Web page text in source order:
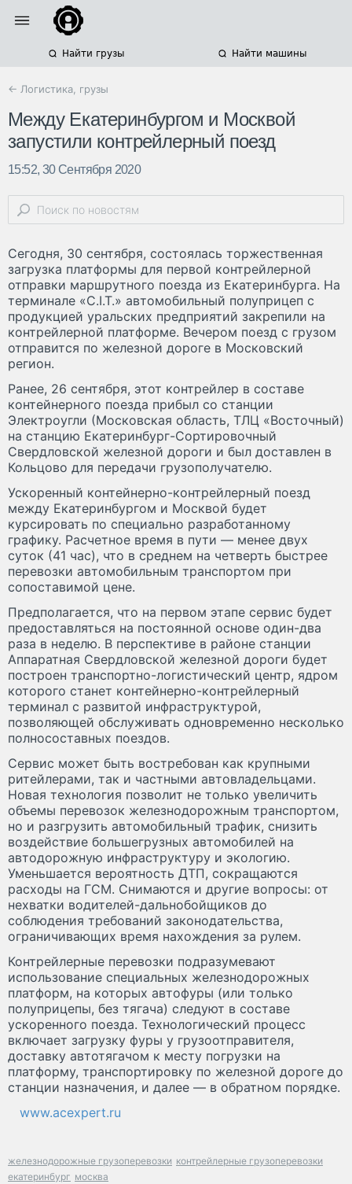
Найти грузы Найти машины
← Логистика, грузы
Между Екатеринбургом и Москвой
запустили контрейлерный поезд
15:52, 30 Сентября 2020
Сегодня, 30 сентября, состоялась торжественная
загрузка платформы для первой контрейлерной
отправки маршрутного поезда из Екатеринбурга. На
терминале «C.I.T.» автомобильный полуприцеп с
продукцией уральских предприятий закрепили на
контрейлерной платформе. Вечером поезд с грузом
отправится по железной дороге в Московский
регион.
Ранее, 26 сентября, этот контрейлер в составе
контейнерного поезда прибыл со станции
Электроугли (Московская область, ТЛЦ «Восточный)
на станцию Екатеринбург-Сортировочный
Свердловской железной дороги и был доставлен в
Кольцово для передачи грузополучателю.
Ускоренный контейнерно-контрейлерный поезд
между Екатеринбургом и Москвой будет
курсировать по специально разработанному
графику. Расчетное время в пути — менее двух
суток (41 час), что в среднем на четверть быстрее
перевозки автомобильным транспортом при
сопоставимой цене.
Предполагается, что на первом этапе сервис будет
предоставляться на постоянной основе один-два
раза в неделю. В перспективе в районе станции
Аппаратная Свердловской железной дороги будет
построен транспортно-логистический центр, ядром
которого станет контейнерно-контрейлерный
терминал с развитой инфраструктурой,
позволяющей обслуживать одновременно несколько
полносоставных поездов.
Сервис может быть востребован как крупными
ритейлерами, так и частными автовладельцами.
Новая технология позволит не только увеличить
объемы перевозок железнодорожным транспортом,
но и разгрузить автомобильный трафик, снизить
воздействие большегрузных автомобилей на
автодорожную инфраструктуру и экологию.
Уменьшается вероятность ДТП, сокращаются
расходы на ГСМ. Снимаются и другие вопросы: от
нехватки водителей-дальнобойщиков до
соблюдения требований законодательства,
ограничивающих время нахождения за рулем.
Контрейлерные перевозки подразумевают
использование специальных железнодорожных
платформ, на которых автофуры (или только
полуприцепы, без тягача) следуют в составе
ускоренного поезда. Технологический процесс
включает загрузку фуры у грузоотправителя,
доставку автотягачом к месту погрузки на
платформу, транспортировку по железной дороге до
станции назначения, и далее — в обратном порядке.
www.acexpert.ru
железнодорожные грузоперевозки контрейлерные грузоперевозки
екатеринбург москва